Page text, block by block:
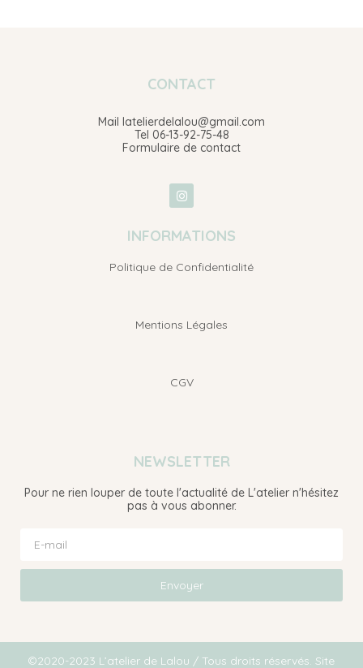
CONTACT
Mail latelierdelalou@gmail.com
Tel 06-13-92-75-48
Formulaire de contact
INFORMATIONS
Politique de Confidentialité
Mentions Légales
CGV
NEWSLETTER
Pour ne rien louper de toute l'actualité de L'atelier n'hésitez
pas à vous abonner.
Envoyer
©2020-2023 L’atelier de Lalou / Tous droits réservés. Site